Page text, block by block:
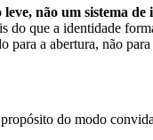
não um sistema
que a identidade
para a abertura, não
do modo